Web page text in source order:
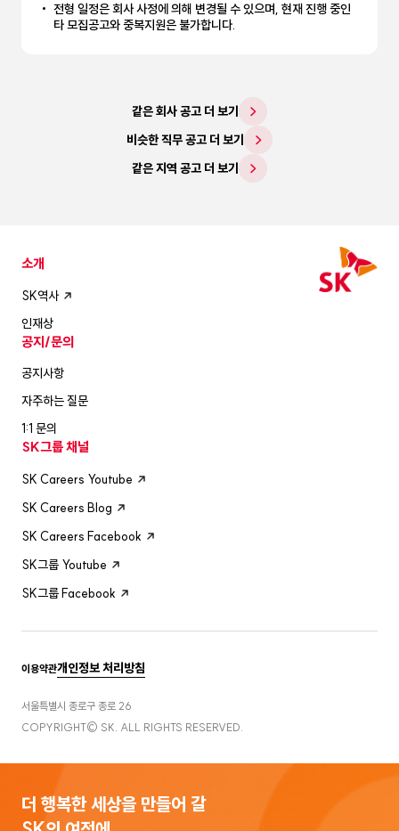
전형 일정은 회사 사정에 의해 변경될 수 있으며, 현재 진행 중인
타 모집공고와 중복지원은 불가합니다.
같은 회사 공고 더 보기
비슷한 직무 공고 더 보기
같은 지역 공고 더 보기
소개
SK역사
인재상
공지/문의
공지사항
자주하는 질문
1:1 문의
SK그룹 채널
SK Careers Youtube
SK Careers Blog
SK Careers Facebook
SK그룹 Youtube
SK그룹 Facebook
이용약관개인정보 처리방침
서울특별시 종로구 종로 26
COPYRIGHT© SK. ALL RIGHTS RESERVED.
더 행복한 세상을 만들어 갈